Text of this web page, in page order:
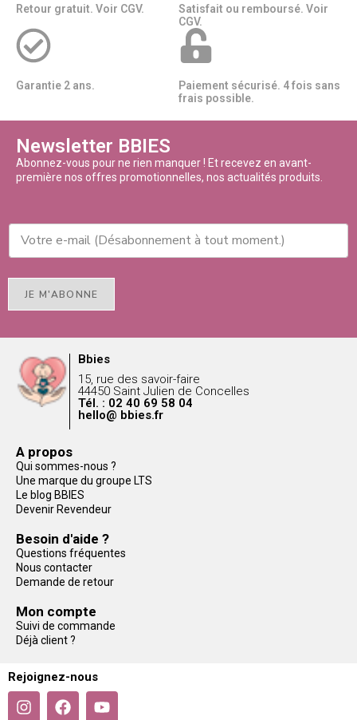
Retour gratuit. Voir CGV.
Satisfait ou remboursé. Voir
CGV.
Garantie 2 ans.
Paiement sécurisé. 4 fois sans
frais possible.
Newsletter BBIES
Abonnez-vous pour ne rien manquer ! Et recevez en avant-
première nos offres promotionnelles, nos actualités produits.
JE M'ABONNE
Bbies
15, rue des savoir-faire
44450 Saint Julien de Concelles
Tél. : 02 40 69 58 04
hello@ bbies.fr
A propos
Qui sommes-nous ?
Une marque du groupe LTS
Le blog BBIES
Devenir Revendeur
Besoin d'aide ?
Questions fréquentes
Nous contacter
Demande de retour
Mon compte
Suivi de commande
Déjà client ?
Rejoignez-nous